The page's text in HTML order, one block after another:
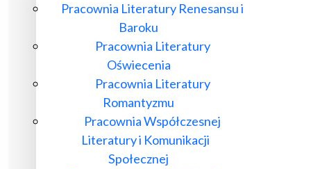
Pracownia Literatury Renesansu i
Baroku
Pracownia Literatury
Oświecenia
Pracownia Literatury
Romantyzmu
Pracownia Współczesnej
Literatury i Komunikacji
Społecznej